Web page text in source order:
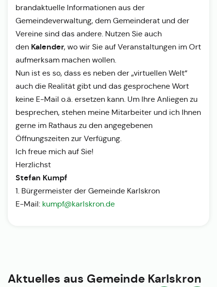
brandaktuelle Informationen aus der
Gemeindeverwaltung, dem Gemeinderat und der
Vereine sind das andere. Nutzen Sie auch
den Kalender, wo wir Sie auf Veranstaltungen im Ort
aufmerksam machen wollen.
Nun ist es so, dass es neben der „virtuellen Welt“
auch die Realität gibt und das gesprochene Wort
keine E-Mail o.ä. ersetzen kann. Um Ihre Anliegen zu
besprechen, stehen meine Mitarbeiter und ich Ihnen
gerne im Rathaus zu den angegebenen
Öffnungszeiten zur Verfügung.
Ich freue mich auf Sie!
Herzlichst
Stefan Kumpf
1. Bürgermeister der Gemeinde Karlskron
E-Mail: kumpf@karlskron.de
Aktuelles aus Gemeinde Karlskron